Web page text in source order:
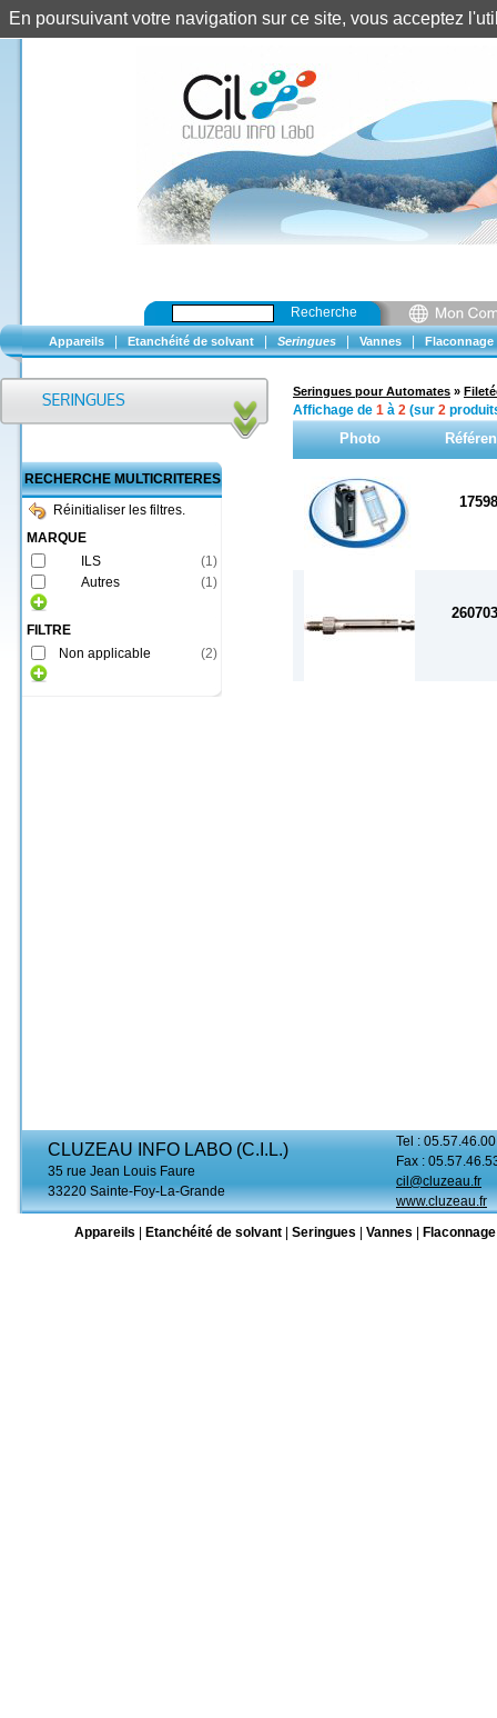
Recherche
Appareils Etanchéité de solvant Seringues Vannes Flaconnage
RECHERCHE MULTICRITERES
Réinitialiser les filtres.
MARQUE
ILS
(1)
Autres
(1)
FILTRE
Non applicable
(2)
Seringues pour Automates »
Affichage de 1 à 2 (sur 2
Photo
17598
CLUZEAU INFO LABO (C.I.L.)
35 rue Jean Louis Faure
33220 Sainte-Foy-La-Grande
Tel :
Fax :
cil@cluzeau.fr
www.cluzeau.fr
Appareils
Etanchéité de solvant Seringues Vannes Flaconnage
En poursuivant votre navigation sur ce site, vous acceptez